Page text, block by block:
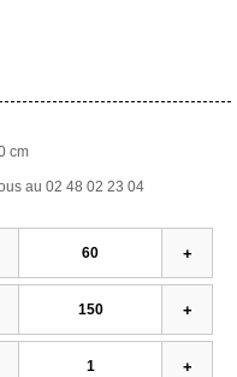
cm
au 02 48 02 23 04
+
+
+